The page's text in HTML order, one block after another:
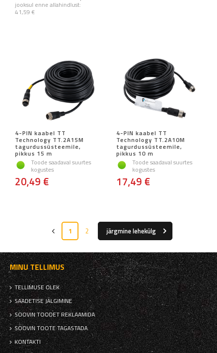
jooksul enne allahindlust:
41,59 €
4-PIN kaabel TT
Technology TT.2A15M
tagurdussüsteemile,
pikkus 15 m
Toode saadaval suurtes
kogustes
20,49 €
4-PIN kaabel TT
Technology TT.2A10M
tagurdussüsteemile,
pikkus 10 m
Toode saadaval suurtes
kogustes
17,49 €
1 2 järgmine lehekülg
MINU TELLIMUS
TELLIMUSE OLEK
SAADETISE JÄLGIMINE
SOOVIN TOODET REKLAAMIDA
SOOVIN TOOTE TAGASTADA
KONTAKTI